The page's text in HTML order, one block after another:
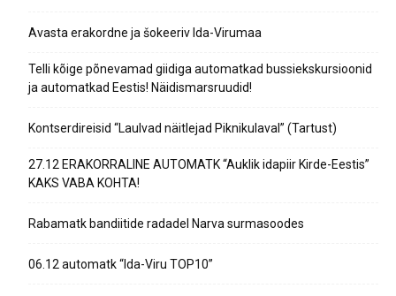
Avasta erakordne ja šokeeriv Ida-Virumaa
Telli kõige põnevamad giidiga automatkad bussiekskursioonid
ja automatkad Eestis! Näidismarsruudid!
Kontserdireisid “Laulvad näitlejad Piknikulaval” (Tartust)
27.12 ERAKORRALINE AUTOMATK “Auklik idapiir Kirde-Eestis”
KAKS VABA KOHTA!
Rabamatk bandiitide radadel Narva surmasoodes
06.12 automatk “Ida-Viru TOP10”